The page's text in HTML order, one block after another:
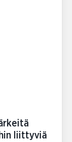
liittyviä